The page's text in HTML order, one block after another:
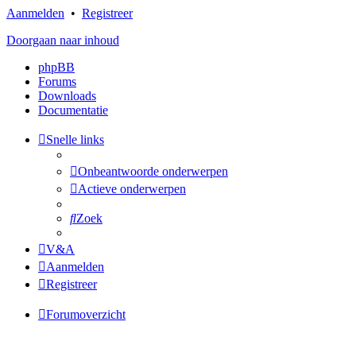
Aanmelden • Registreer
Doorgaan naar inhoud
phpBB
Forums
Downloads
Documentatie
Snelle links
Onbeantwoorde onderwerpen
Actieve onderwerpen
Zoek
V&A
Aanmelden
Registreer
Forumoverzicht